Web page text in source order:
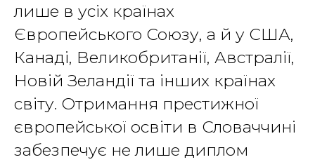
лише в усіх країнах
Європейського Союзу, а й у США,
Канаді, Великобританії, Австралії,
Новій Зеландії та інших країнах
світу. Отримання престижної
європейської освіти в Словаччині
забезпечує не лише диплом